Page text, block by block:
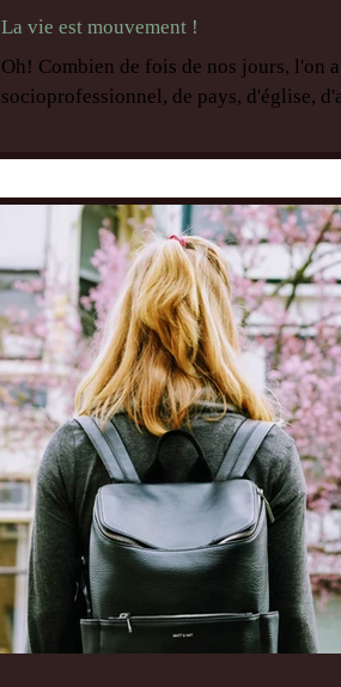
La vie est mouvement !
Oh! Combien de fois de nos jours, l'on
socioprofessionnel, de pays, d'église,